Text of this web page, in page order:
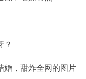
？